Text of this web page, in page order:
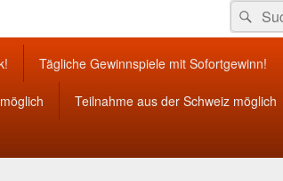
Search
for:
Tägliche Gewinnspiele mit Sofortgewinn!
Teilnahme aus der Schweiz möglich